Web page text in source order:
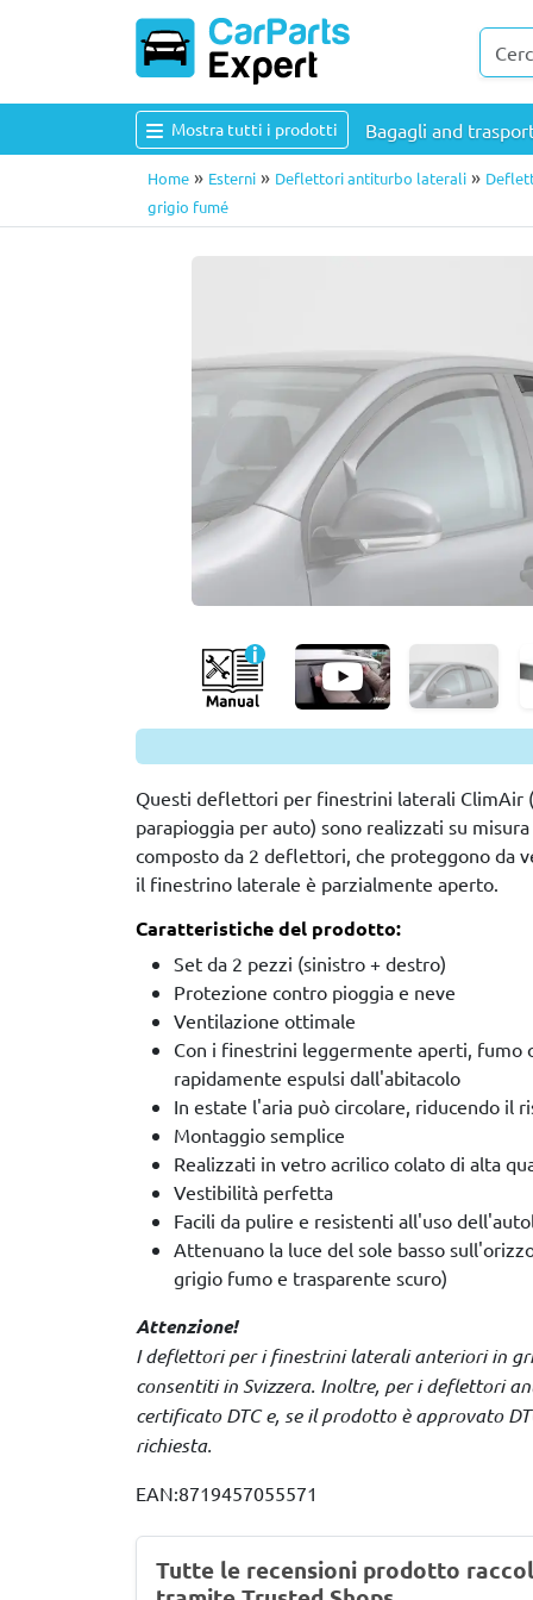
Mostra tutti i prodotti Bagagli and
Home » Esterni » Deflettori antiturbo laterali »
grigio fumé
Questi deflettori per finestrini laterali ClimAir
parapioggia per auto) sono realizzati su
composto da 2 deflettori, che proteggono da
il finestrino laterale è parzialmente aperto.
Caratteristiche del prodotto:
Set da 2 pezzi (sinistro + destro)
Protezione contro pioggia e neve
Ventilazione ottimale
Con i finestrini leggermente aperti, fumo
rapidamente espulsi dall'abitacolo
In estate l'aria può circolare, riducendo il
Montaggio semplice
Realizzati in vetro acrilico colato di alta
Vestibilità perfetta
Facili da pulire e resistenti all'uso
Attenuano la luce del sole basso
grigio fumo e trasparente scuro)
Attenzione!
I deflettori per i finestrini laterali anteriori in
consentiti in Svizzera. Inoltre, per i deflettori
certificato DTC e, se il prodotto è approvato
richiesta.
EAN:8719457055571
Tutte le recensioni prodotto